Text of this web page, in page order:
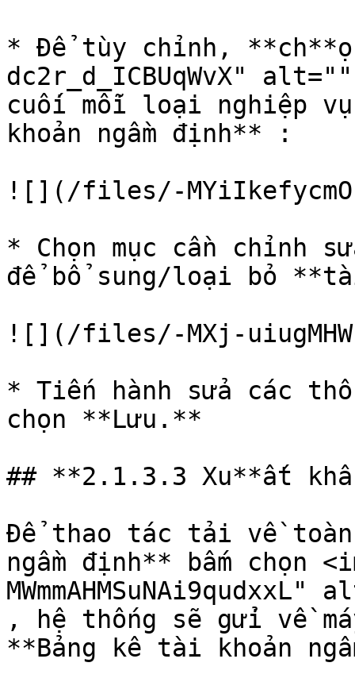
* Để tùy chỉnh,
dc2r_d_ICBUqWvX"
cuối mỗi loại nghiệp
khoản ngầm định** :
![](/files/-
* Chọn mục cần chỉnh
để bổ sung/loại bỏ
![](/files/-MXj-
* Tiến hành sửa các
chọn **Lưu.**
## **2.1.3.3 Xu**ất
Để thao tác tải về
ngầm định** bấm chọn
, hệ thống sẽ gửi về
**Bảng kê tài khoản